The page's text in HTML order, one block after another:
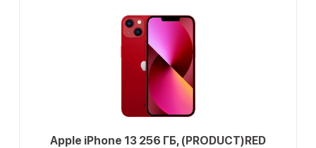
Apple iPhone 13 256 ГБ, (PRODUCT)RED